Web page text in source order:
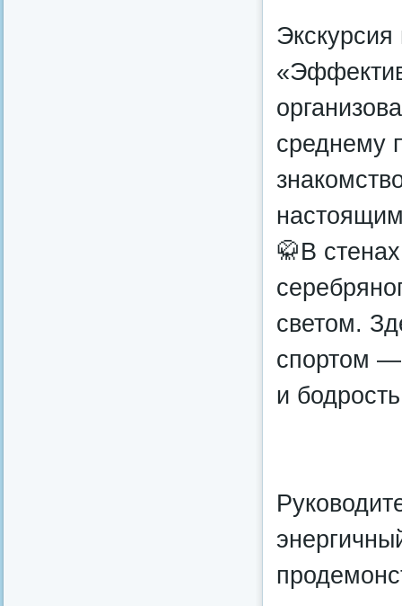
среднему
🥋В
светом.
спортом —
и